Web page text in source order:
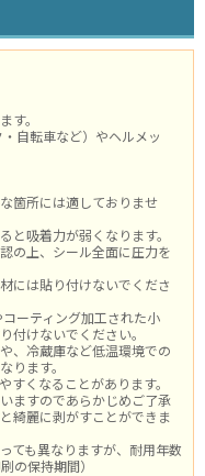
す。
自転車など）やヘルメッ
箇所には適しておりませ
と吸着力が弱くなります。
の上、シール全面に圧力を
には貼り付けないでくださ
ーティング加工された小
付けないでください。
、冷蔵庫など低温環境での
ります。
すくなることがあります。
ますのであらかじめご了承
綺麗に剥がすことができま
ても異なりますが、耐用年数
の保持期間）